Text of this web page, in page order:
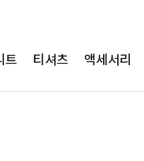
트 티셔츠 액세서리
투피
완성